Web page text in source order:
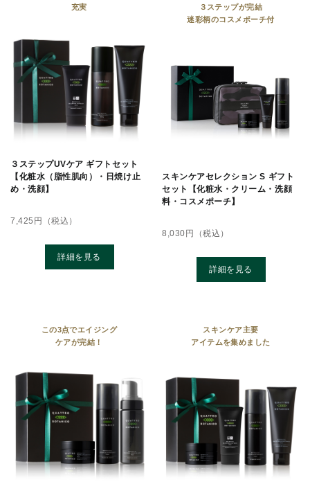
充実
３ステップUVケア ギフトセット
【化粧水（脂性肌向）・日焼け止
め・洗顔】
7,425 円（税込）
詳細を見る
３ステップが完結
迷彩柄のコスメポーチ付
スキンケアセレクション S ギフト
セット【化粧⽔・クリーム・洗顔
料・コスメポーチ】
8,030 円（税込）
詳細を見る
この3点でエイジング
ケアが完結！
スキンケア主要
アイテムを集めました